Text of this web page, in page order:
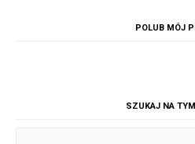
POLUB MÓJ
SZUKAJ NA